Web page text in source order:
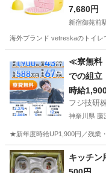
7,680円
新宿御苑前
海外ブランド vetreskaのトイ
新宿御苑
≪寮無料
での組立
時給
フジ技研
神奈川県 藤
★新年度時給UP1,900円／残業
神奈川 藤沢市 その他
キッチ